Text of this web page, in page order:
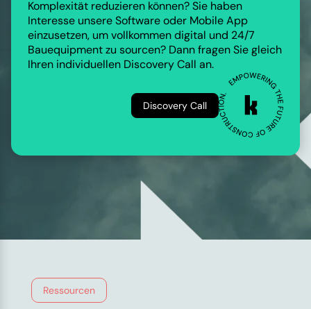
Komplexität reduzieren können? Sie haben
Interesse unsere Software oder Mobile App
einzusetzen, um vollkommen digital und 24/7
Bauequipment zu sourcen? Dann fragen Sie gleich
Ihren individuellen Discovery Call an.
Discovery Call
Ressourcen